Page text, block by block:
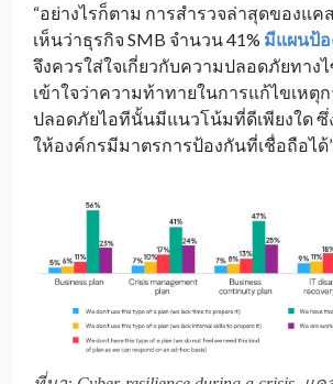
“อย่างไรก็ตาม การสำรวจล่าสุดของแค
เห็นว่าธุรกิจ SMB จำนวน 41% มีแผนป้
จึงควรใส่ใจเกี่ยวกับความปลอดภัยทางไ
เข้าใจว่าความท้าทายในการแก้ไขเหตุ
ปลอดภัยไอทีนั้นมีแนวโน้มที่ดีเพียงใด ซึ่
ให้องค์กรมีมาตรการป้องกันที่เชื่อถือได้